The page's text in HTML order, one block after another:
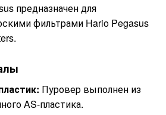
предназначен для
фильтрами Hario Pegasus
Пуровер выполнен из
AS-пластика.